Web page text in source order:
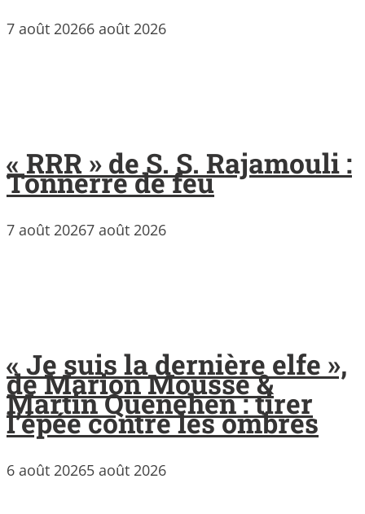
7 août 20266 août 2026
« RRR » de S. S. Rajamouli :
Tonnerre de feu
7 août 20267 août 2026
« Je suis la dernière elfe »,
de Marion Mousse &
Martin Quenehen : tirer
l’épée contre les ombres
6 août 20265 août 2026